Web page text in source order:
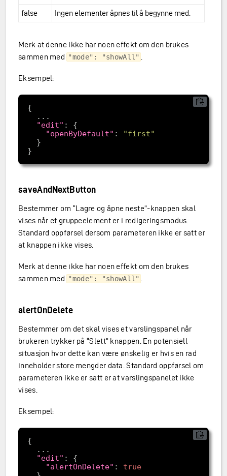
false Ingen elementer åpnes til å begynne med.
Merk at denne ikke har noen effekt om den brukes
sammen med "mode": "showAll"
Eksempel:
"edit"
"openByDefault" :
"first"
saveAndNextButton
Bestemmer om “Lagre og åpne neste”-knappen skal
vises når et gruppeelement er i redigeringsmodus.
Standard oppførsel dersom parameteren ikke er satt er
at knappen ikke vises.
Merk at denne ikke har noen effekt om den brukes
sammen med "mode": "showAll"
alertOnDelete
Bestemmer om det skal vises et varslingspanel når
brukeren trykker på “Slett” knappen. En potensiell
situasjon hvor dette kan være ønskelig er hvis en rad
inneholder store mengder data. Standard oppførsel om
parameteren ikke er satt er at varslingspanelet ikke
vises.
Eksempel:
"edit"
"alertOnDelete" : true